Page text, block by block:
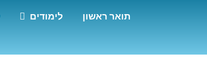
תואר ראשון לימודים